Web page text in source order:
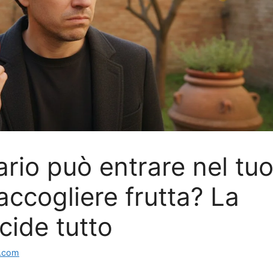
può entrare nel tuo
frutta? La
tutto